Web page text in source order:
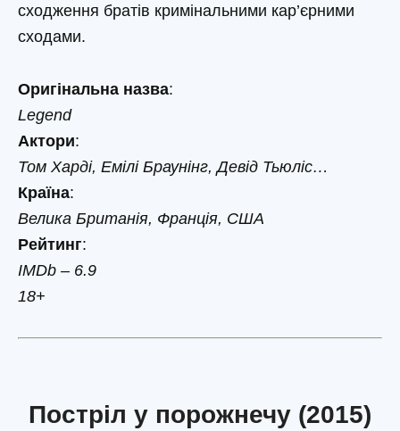
сходження братів кримінальними кар’єрними
сходами.
Оригінальна назва:
Legend
Актори:
Том Харді, Емілі Браунінг, Девід Тьюліс…
Країна:
Велика Британія, Франція, США
Рейтинг:
IMDb – 6.9
18+
Постріл у порожнечу (2015)